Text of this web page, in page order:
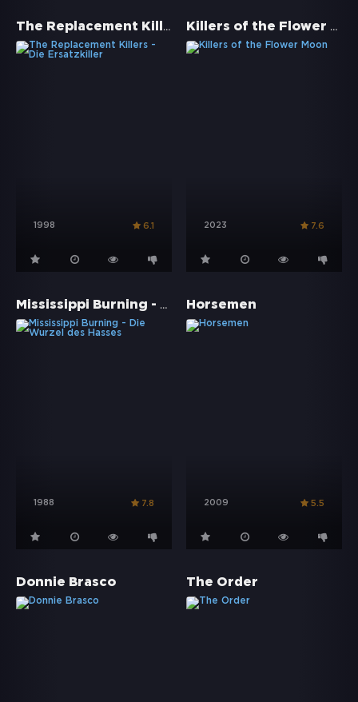
The Replacement Killers - Die Ersatzkiller
1998 6.1
Killers of the Flower Moon
2023 7.6
Mississippi Burning - Die Wurzel des Hasses
1988 7.8
Horsemen
2009 5.5
Donnie Brasco The Order